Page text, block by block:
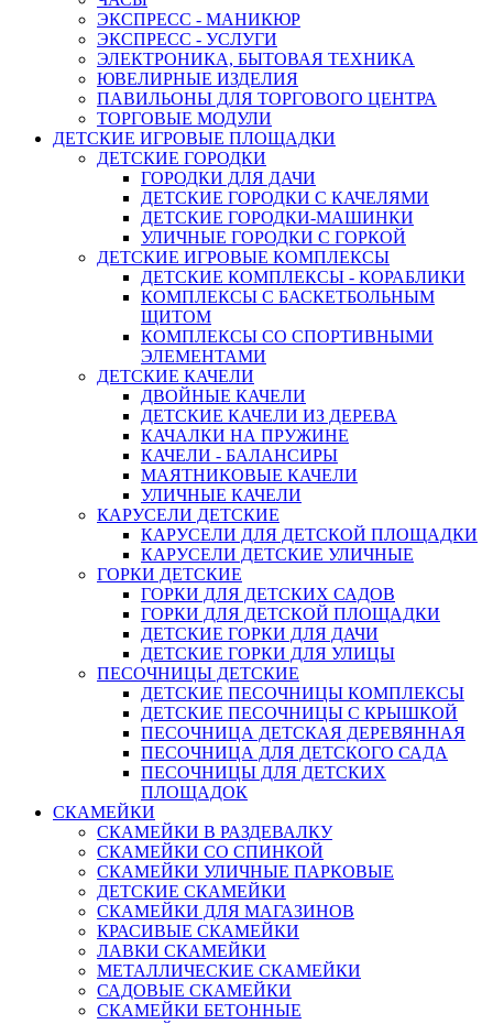
ЭКСПРЕСС - МАНИКЮР
ЭКСПРЕСС - УСЛУГИ
ЭЛЕКТРОНИКА, БЫТОВАЯ ТЕХНИКА
ЮВЕЛИРНЫЕ ИЗДЕЛИЯ
ПАВИЛЬОНЫ ДЛЯ ТОРГОВОГО ЦЕНТРА
ТОРГОВЫЕ МОДУЛИ
ДЕТСКИЕ ИГРОВЫЕ ПЛОЩАДКИ
ДЕТСКИЕ ГОРОДКИ
ГОРОДКИ ДЛЯ ДАЧИ
ДЕТСКИЕ ГОРОДКИ С КАЧЕЛЯМИ
ДЕТСКИЕ ГОРОДКИ-МАШИНКИ
УЛИЧНЫЕ ГОРОДКИ С ГОРКОЙ
ДЕТСКИЕ ИГРОВЫЕ КОМПЛЕКСЫ
ДЕТСКИЕ КОМПЛЕКСЫ - КОРАБЛИКИ
КОМПЛЕКСЫ С БАСКЕТБОЛЬНЫМ
ЩИТОМ
КОМПЛЕКСЫ СО СПОРТИВНЫМИ
ЭЛЕМЕНТАМИ
ДЕТСКИЕ КАЧЕЛИ
ДВОЙНЫЕ КАЧЕЛИ
ДЕТСКИЕ КАЧЕЛИ ИЗ ДЕРЕВА
КАЧАЛКИ НА ПРУЖИНЕ
КАЧЕЛИ - БАЛАНСИРЫ
МАЯТНИКОВЫЕ КАЧЕЛИ
УЛИЧНЫЕ КАЧЕЛИ
КАРУСЕЛИ ДЕТСКИЕ
КАРУСЕЛИ ДЛЯ ДЕТСКОЙ ПЛОЩАДКИ
КАРУСЕЛИ ДЕТСКИЕ УЛИЧНЫЕ
ГОРКИ ДЕТСКИЕ
ГОРКИ ДЛЯ ДЕТСКИХ САДОВ
ГОРКИ ДЛЯ ДЕТСКОЙ ПЛОЩАДКИ
ДЕТСКИЕ ГОРКИ ДЛЯ ДАЧИ
ДЕТСКИЕ ГОРКИ ДЛЯ УЛИЦЫ
ПЕСОЧНИЦЫ ДЕТСКИЕ
ДЕТСКИЕ ПЕСОЧНИЦЫ КОМПЛЕКСЫ
ДЕТСКИЕ ПЕСОЧНИЦЫ С КРЫШКОЙ
ПЕСОЧНИЦА ДЕТСКАЯ ДЕРЕВЯННАЯ
ПЕСОЧНИЦА ДЛЯ ДЕТСКОГО САДА
ПЕСОЧНИЦЫ ДЛЯ ДЕТСКИХ
ПЛОЩАДОК
СКАМЕЙКИ
СКАМЕЙКИ В РАЗДЕВАЛКУ
СКАМЕЙКИ СО СПИНКОЙ
СКАМЕЙКИ УЛИЧНЫЕ ПАРКОВЫЕ
ДЕТСКИЕ СКАМЕЙКИ
СКАМЕЙКИ ДЛЯ МАГАЗИНОВ
КРАСИВЫЕ СКАМЕЙКИ
ЛАВКИ СКАМЕЙКИ
МЕТАЛЛИЧЕСКИЕ СКАМЕЙКИ
САДОВЫЕ СКАМЕЙКИ
СКАМЕЙКИ БЕТОННЫЕ